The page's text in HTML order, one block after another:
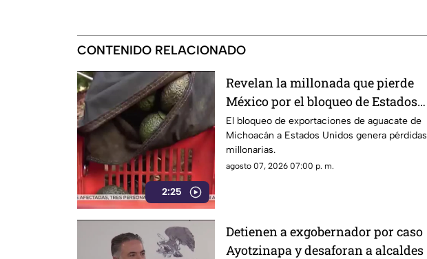
CONTENIDO RELACIONADO
2:25
Revelan la millonada que pierde
México por el bloqueo de Estados
Unidos al aguacate de Michoacán
El bloqueo de exportaciones de aguacate de
Michoacán a Estados Unidos genera pérdidas
millonarias.
agosto 07, 2026 07:00 p. m.
Detienen a exgobernador por caso
Ayotzinapa y desaforan a alcaldes